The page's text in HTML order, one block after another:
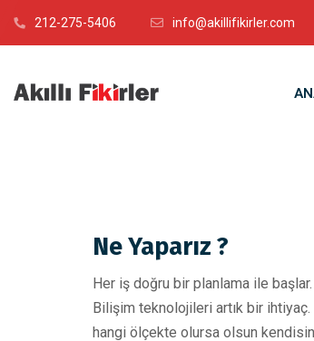
212-275-5406 info@akillifikirler.com
Ne Yaparız ?
Her iş doğru bir planlama ile
Bilişim teknolojileri artık bir
hangi ölçekte olursa olsun